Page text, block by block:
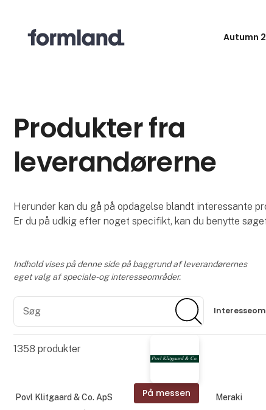
Autumn
Produkter fra
leverandørerne
Herunder kan du gå på opdagelse blandt interessante
Er du på udkig efter noget specifikt, kan du benytte
Indhold vises på denne side på baggrund af leverandørernes
eget valg af speciale- og interesseområder.
Søg
1358 produkter
På messen
Povl Klitgaard & Co. ApS Meraki